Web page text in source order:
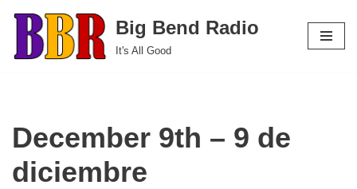
Skip
to
Big Bend Radio
It's All Good
December 9th – 9 de
diciembre